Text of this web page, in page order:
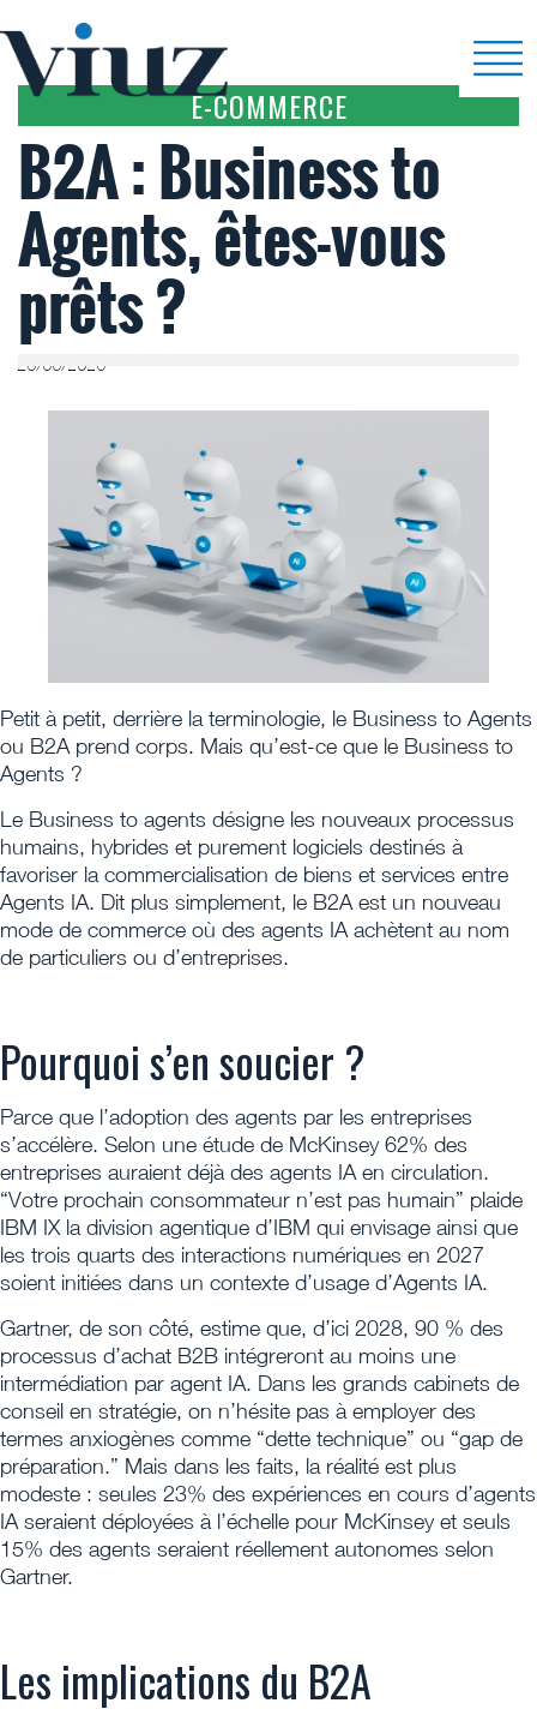
E-COMMERCE
B2A : Business to
Agents, êtes-vous
prêts ?
26/06/2026
Petit à petit, derrière la terminologie, le Business to Agents
ou B2A prend corps. Mais qu’est-ce que le Business to
Agents ?
Le Business to agents désigne les nouveaux processus
humains, hybrides et purement logiciels destinés à
favoriser la commercialisation de biens et services entre
Agents IA. Dit plus simplement, le B2A est un nouveau
mode de commerce où des agents IA achètent au nom
de particuliers ou d’entreprises.
Pourquoi s’en soucier ?
Parce que l’adoption des agents par les entreprises
s’accélère. Selon une étude de McKinsey 62% des
entreprises auraient déjà des agents IA en circulation.
“Votre prochain consommateur n’est pas humain” plaide
IBM IX la division agentique d’IBM qui envisage ainsi que
les trois quarts des interactions numériques en 2027
soient initiées dans un contexte d’usage d’Agents IA.
Gartner, de son côté, estime que, d’ici 2028, 90 % des
processus d’achat B2B intégreront au moins une
intermédiation par agent IA. Dans les grands cabinets de
conseil en stratégie, on n’hésite pas à employer des
termes anxiogènes comme “dette technique” ou “gap de
préparation.” Mais dans les faits, la réalité est plus
modeste : seules 23% des expériences en cours d’agents
IA seraient déployées à l’échelle pour McKinsey et seuls
15% des agents seraient réellement autonomes selon
Gartner.
Les implications du B2A